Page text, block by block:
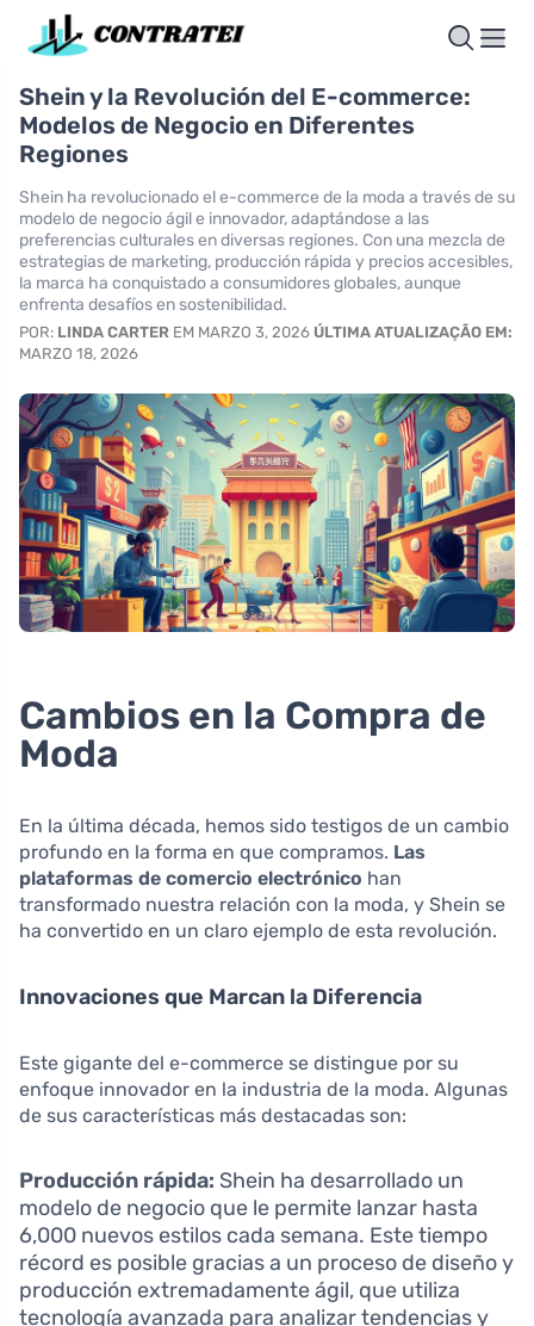
Shein y la Revolución del E-commerce:
Modelos de Negocio en Diferentes
Regiones
Shein ha revolucionado el e-commerce de la moda a través de su
modelo de negocio ágil e innovador, adaptándose a las
preferencias culturales en diversas regiones. Con una mezcla de
estrategias de marketing, producción rápida y precios accesibles,
la marca ha conquistado a consumidores globales, aunque
enfrenta desafíos en sostenibilidad.
POR: LINDA CARTER EM MARZO 3, 2026 ÚLTIMA ATUALIZAÇÃO EM:
MARZO 18, 2026
Cambios en la Compra de
Moda
En la última década, hemos sido testigos de un cambio
profundo en la forma en que compramos. Las
plataformas de comercio electrónico han
transformado nuestra relación con la moda, y Shein se
ha convertido en un claro ejemplo de esta revolución.
Innovaciones que Marcan la Diferencia
Este gigante del e-commerce se distingue por su
enfoque innovador en la industria de la moda. Algunas
de sus características más destacadas son:
Producción rápida: Shein ha desarrollado un
modelo de negocio que le permite lanzar hasta
6,000 nuevos estilos cada semana. Este tiempo
récord es posible gracias a un proceso de diseño y
producción extremadamente ágil, que utiliza
tecnología avanzada para analizar tendencias y